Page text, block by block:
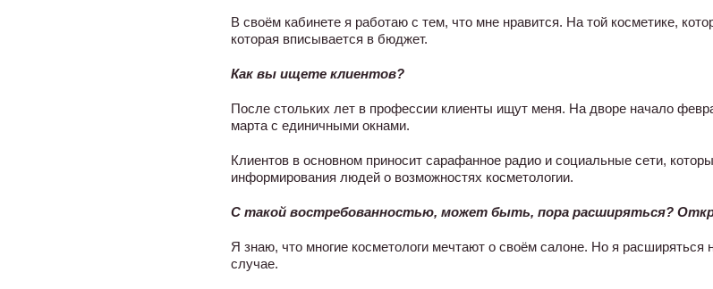
В своём кабинете я работаю с тем, что мне нравится. На той косметике,
которая вписывается в бюджет.
Как вы ищете клиентов?
После стольких лет в профессии клиенты ищут меня. На дворе начало
марта с единичными окнами.
Клиентов в основном приносит сарафанное радио и социальные сети,
информирования людей о возможностях косметологии.
С такой востребованностью, может быть, пора расширяться?
Я знаю, что многие косметологи мечтают о своём салоне. Но я расширяться
случае.